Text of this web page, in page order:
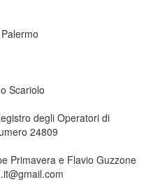
Scariolo
degli Operatori di
24809
Primavera e Flavio Guzzone